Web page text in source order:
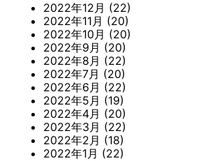
2022年12月 (22)
2022年11月 (20)
2022年10月 (20)
2022年9月 (20)
2022年8月 (22)
2022年7月 (20)
2022年6月 (22)
2022年5月 (19)
2022年4月 (20)
2022年3月 (22)
2022年2月 (18)
2022年1月 (22)